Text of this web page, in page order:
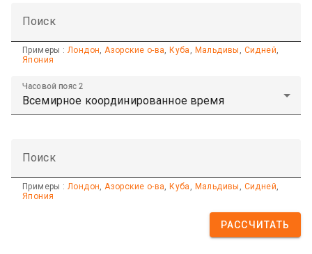
Поиск
Примеры : Лондон,Азорские о-ва, Куба , Мальдивы , Сидней,
Япония
Часовой пояс 2
Поиск
Примеры : Лондон,Азорские о-ва, Куба , Мальдивы , Сидней,
Япония
РАССЧИТАТЬ